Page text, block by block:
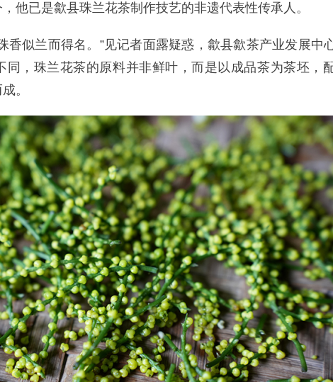
他已是歙县珠兰花茶制作技艺的非遗代表性传承人。
香似兰而得名。”见记者面露疑惑，歙县歙茶产业发展中
同，珠兰花茶的原料并非鲜叶，而是以成品茶为茶坯，
。